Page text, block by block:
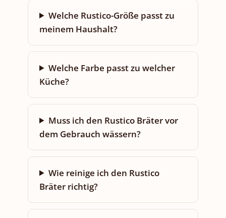
Welche Rustico-Größe passt zu
meinem Haushalt?
Welche Farbe passt zu welcher
Küche?
Muss ich den Rustico Bräter vor
dem Gebrauch wässern?
Wie reinige ich den Rustico
Bräter richtig?